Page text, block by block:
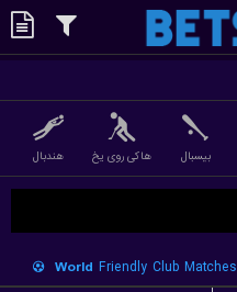
بیسبال هاکی روی یخ هندبال
World Friendly Club Matches